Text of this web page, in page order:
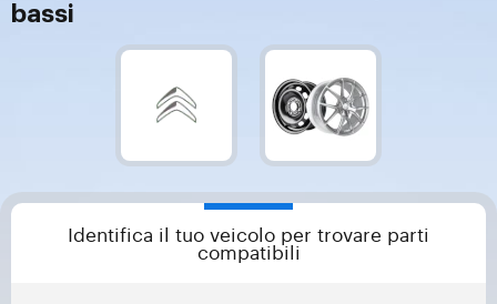
bassi
Identifica il tuo veicolo per trovare parti
compatibili